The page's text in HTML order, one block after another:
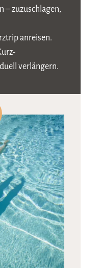
– zuzuschlagen,
anreisen.
verlängern.